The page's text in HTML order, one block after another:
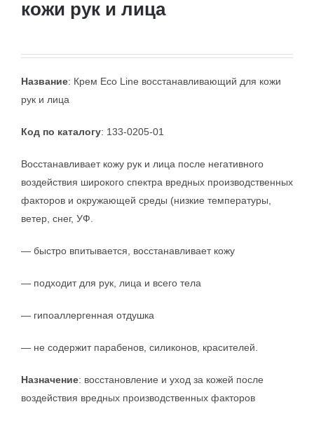
кожи рук и лица
Название: Крем Eco Line восстанавливающий для кожи
рук и лица
Код по каталогу: 133-0205-01
Восстанавливает кожу рук и лица после негативного
воздействия широкого спектра вредных производственных
факторов и окружающей среды (низкие температуры,
ветер, снег, УФ.
— быстро впитывается, восстанавливает кожу
— подходит для рук, лица и всего тела
— гипоаллергенная отдушка
— не содержит парабенов, силиконов, красителей.
Назначение: восстановление и уход за кожей после
воздействия вредных производственных факторов